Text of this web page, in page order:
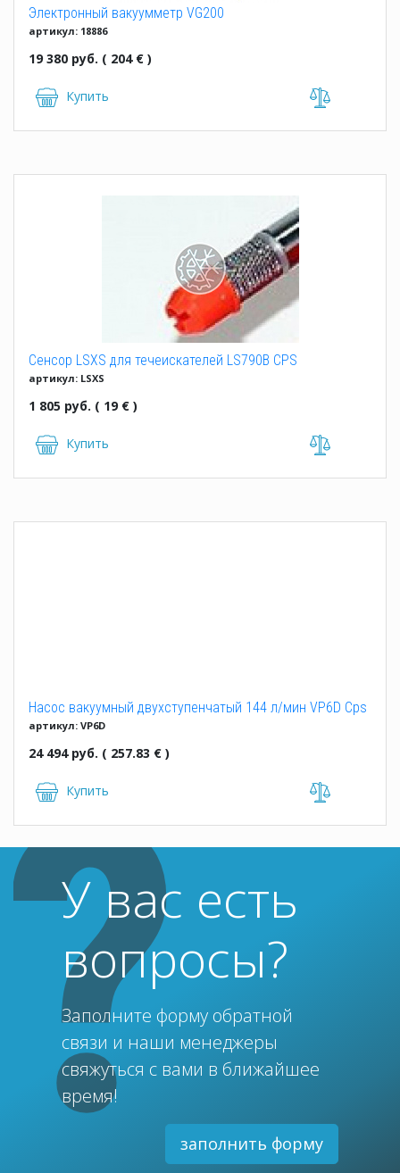
Электронный вакуумметр VG200
артикул: 18886
19 380 руб. ( 204 € )
Купить
Сенсор LSXS для течеискателей LS790B CPS
артикул: LSXS
1 805 руб. ( 19 € )
Купить
Насос вакуумный двухступенчатый 144 л/мин VP6D Cps
артикул: VP6D
24 494 руб. ( 257.83 € )
Купить
У вас есть
вопросы?
Заполните форму обратной
связи и наши менеджеры
свяжуться с вами в ближайшее
время!
заполнить форму